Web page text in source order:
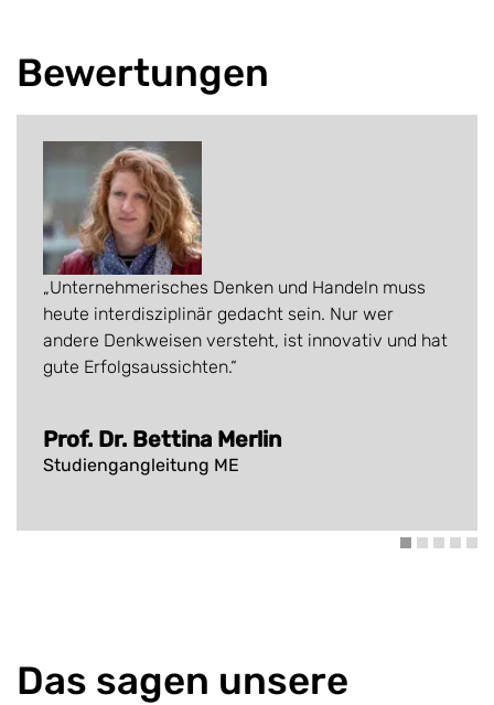
Bewertungen
„Unternehmerisches Denken und Handeln muss
heute interdisziplinär gedacht sein. Nur wer
andere Denkweisen versteht, ist innovativ und hat
gute Erfolgsaussichten.“
Prof. Dr. Bettina Merlin
Studiengangleitung ME
Das sagen unsere